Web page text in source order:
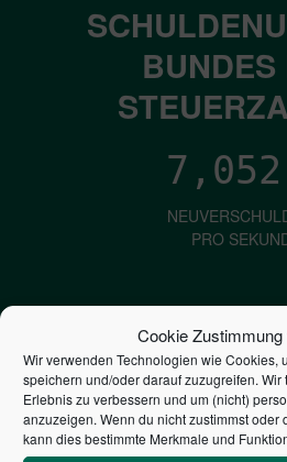
Cookie
Wir verwenden Technologien wie Cookies,
speichern und/oder darauf zuzugreifen.
Erlebnis zu verbessern und um (nicht)
anzuzeigen. Wenn du nicht zustimmst oder
kann dies bestimmte Merkmale und
BUNDES
7,052
PRO
1,601
ZINSEN
PRO